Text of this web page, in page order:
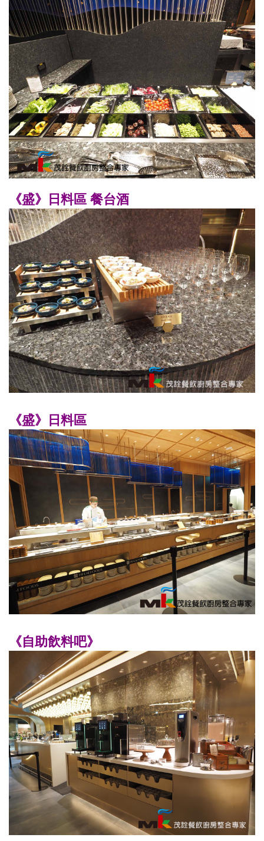
《盛》日料區 餐台酒
《盛》日料區
《自助飲料吧》